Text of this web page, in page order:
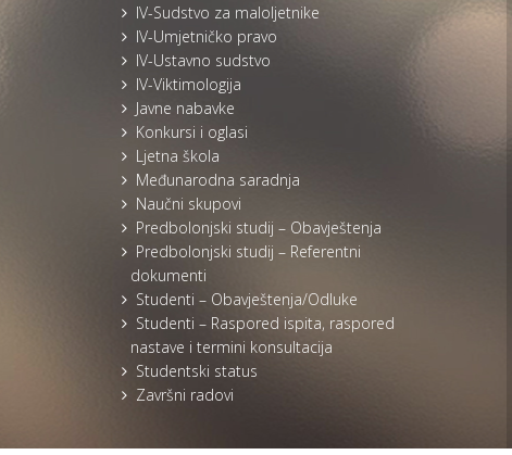
IV-Sudstvo za maloljetnike
IV-Umjetničko pravo
IV-Ustavno sudstvo
IV-Viktimologija
Javne nabavke
Konkursi i oglasi
Ljetna škola
Međunarodna saradnja
Naučni skupovi
Predbolonjski studij – Obavještenja
Predbolonjski studij – Referentni
dokumenti
Studenti – Obavještenja/Odluke
Studenti – Raspored ispita, raspored
nastave i termini konsultacija
Studentski status
Završni radovi